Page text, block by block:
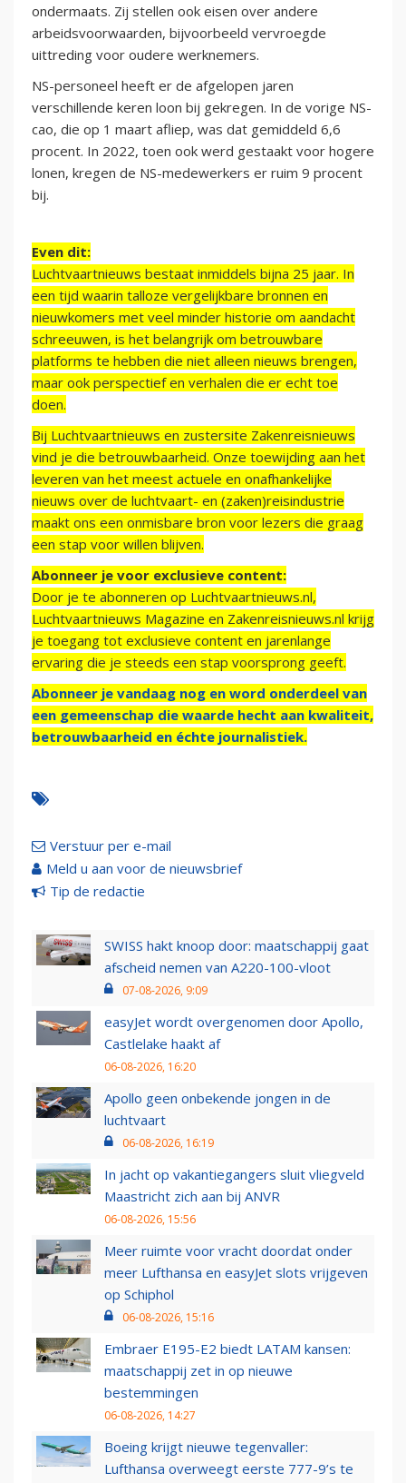
ondermaats. Zij stellen ook eisen over andere
arbeidsvoorwaarden, bijvoorbeeld vervroegde
uittreding voor oudere werknemers.
NS-personeel heeft er de afgelopen jaren
verschillende keren loon bij gekregen. In de vorige NS-
cao, die op 1 maart afliep, was dat gemiddeld 6,6
procent. In 2022, toen ook werd gestaakt voor hogere
lonen, kregen de NS-medewerkers er ruim 9 procent
bij.
Even dit:
Luchtvaartnieuws bestaat inmiddels bijna 25 jaar. In
een tijd waarin talloze vergelijkbare bronnen en
nieuwkomers met veel minder historie om aandacht
schreeuwen, is het belangrijk om betrouwbare
platforms te hebben die niet alleen nieuws brengen,
maar ook perspectief en verhalen die er echt toe
doen.
Bij Luchtvaartnieuws en zustersite Zakenreisnieuws
vind je die betrouwbaarheid. Onze toewijding aan het
leveren van het meest actuele en onafhankelijke
nieuws over de luchtvaart- en (zaken)reisindustrie
maakt ons een onmisbare bron voor lezers die graag
een stap voor willen blijven.
Abonneer je voor exclusieve content:
Door je te abonneren op Luchtvaartnieuws.nl,
Luchtvaartnieuws Magazine en Zakenreisnieuws.nl krijg
je toegang tot exclusieve content en jarenlange
ervaring die je steeds een stap voorsprong geeft.
Abonneer je vandaag nog en word onderdeel van
een gemeenschap die waarde hecht aan kwaliteit,
betrouwbaarheid en échte journalistiek.
Verstuur per e-mail
Meld u aan voor de nieuwsbrief
Tip de redactie
SWISS hakt knoop door: maatschappij gaat
afscheid nemen van A220-100-vloot
07-08-2026, 9:09
easyJet wordt overgenomen door Apollo,
Castlelake haakt af
06-08-2026, 16:20
Apollo geen onbekende jongen in de
luchtvaart
06-08-2026, 16:19
In jacht op vakantiegangers sluit vliegveld
Maastricht zich aan bij ANVR
06-08-2026, 15:56
Meer ruimte voor vracht doordat onder
meer Lufthansa en easyJet slots vrijgeven
op Schiphol
06-08-2026, 15:16
Embraer E195-E2 biedt LATAM kansen:
maatschappij zet in op nieuwe
bestemmingen
06-08-2026, 14:27
Boeing krijgt nieuwe tegenvaller:
Lufthansa overweegt eerste 777-9’s te